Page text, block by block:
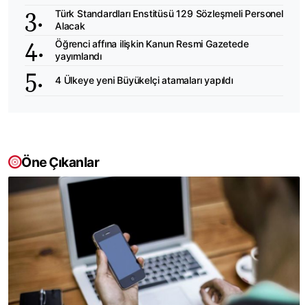
Türk Standardları Enstitüsü 129 Sözleşmeli Personel
Alacak
Öğrenci affına ilişkin Kanun Resmi Gazetede
yayımlandı
4 Ülkeye yeni Büyükelçi atamaları yapıldı
Öne Çıkanlar